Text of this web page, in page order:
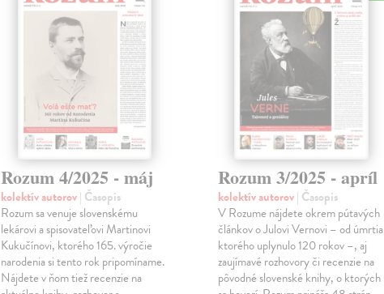
Rozum 4/2025 - máj
kolektív autorov| Časopis
Rozum sa venuje slovenskému
lekárovi a spisovateľovi Martinovi
Kukučínovi, ktorého 165. výročie
narodenia si tento rok pripomíname.
Nájdete v ňom tiež recenzie na
Rozum 3/2025 - apríl
kolektív autorov| Časopis
V Rozume nájdete okrem pútavých
článkov o Julovi Vernovi – od úmrtia
ktorého uplynulo 120 rokov –, aj
zaujímavé rozhovory či recenzie na
pôvodné slovenské knihy, o ktorých